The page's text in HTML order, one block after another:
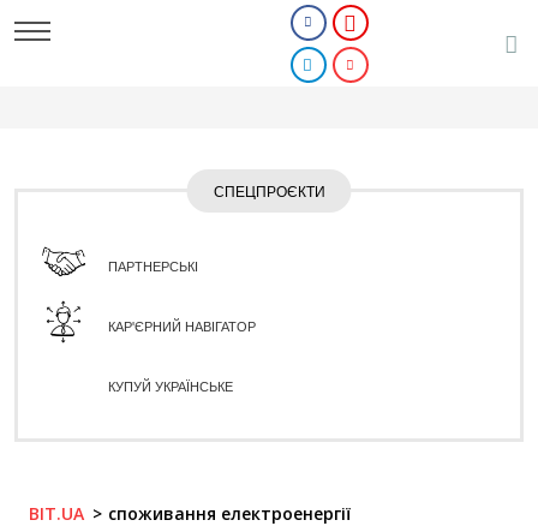
СПЕЦПРОЄКТИ
ПАРТНЕРСЬКІ
КАР'ЄРНИЙ НАВІГАТОР
КУПУЙ УКРАЇНСЬКЕ
BIT.UA споживання електроенергії